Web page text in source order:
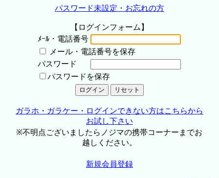
パスワード未設定・お忘れの方
【ログインフォーム】
ﾒｰﾙ・電話番号
メール・電話番号を保存
パスワード
パスワードを保存
ガラホ・ガラケー・ログインできない方はこちらから
お試し下さい
※不明点ございましたらノジマの携帯コーナーまでお
越しください。
新規会員登録